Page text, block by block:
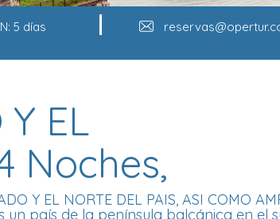
5 días
Y EL
Noches,
Y EL NORTE DEL PAIS, ASI COMO
un país de la península balcánica en el